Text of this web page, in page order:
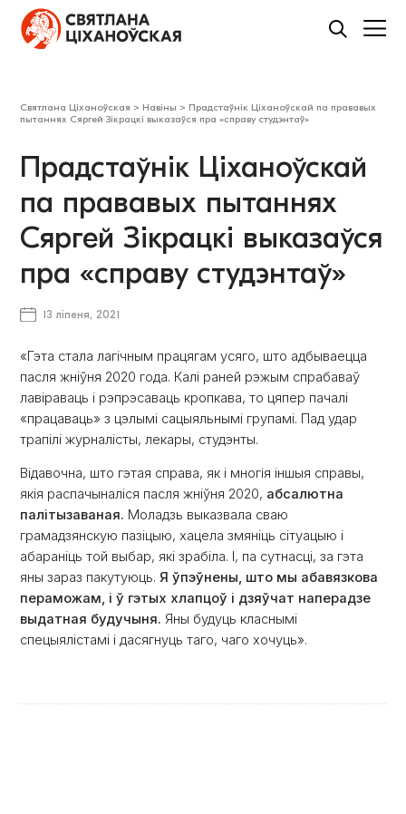
Святлана Ціханоўская > Навіны > Прадстаўнік Ціханоўскай па прававых
пытаннях Сяргей Зікрацкі выказаўся пра «справу студэнтаў»
Прадстаўнік Ціханоўскай
па прававых пытаннях
Сяргей Зікрацкі выказаўся
пра «справу студэнтаў»
13 ліпеня, 2021
«Гэта стала лагічным працягам усяго, што адбываецца
пасля жніўня 2020 года. Калі раней рэжым спрабаваў
лавіраваць і рэпрэсаваць кропкава, то цяпер пачалі
«працаваць» з цэлымі сацыяльнымі групамі. Пад удар
трапілі журналісты, лекары, студэнты.
Відавочна, што гэтая справа, як і многія іншыя справы,
якія распачыналіся пасля жніўня 2020, абсалютна
палітызаваная. Моладзь выказвала сваю
грамадзянскую пазіцыю, хацела змяніць сітуацыю і
абараніць той выбар, які зрабіла. І, па сутнасці, за гэта
яны зараз пакутуюць.Я ўпэўнены, што мы абавязкова
пераможам, і ў гэтых хлапцоў і дзяўчат наперадзе
выдатная будучыня.Яны будуць класнымі
спецыялістамі і дасягнуць таго, чаго хочуць».